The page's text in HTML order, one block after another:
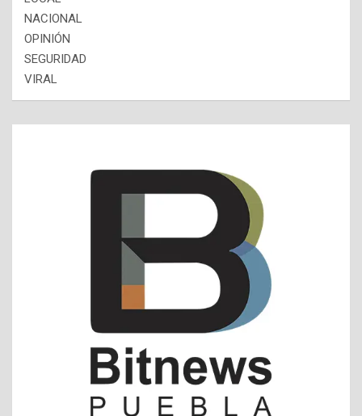
NACIONAL
OPINIÓN
SEGURIDAD
VIRAL